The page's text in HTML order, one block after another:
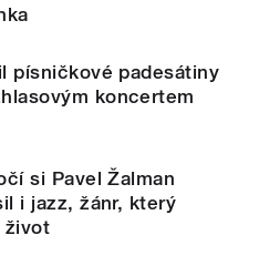
písničkové padesátiny
koncertem
si Pavel Žalman
i jazz, žánr, který
život